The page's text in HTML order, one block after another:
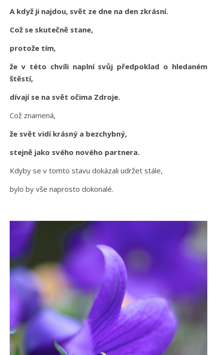
A když ji najdou, svět ze dne na den zkrásní.
Což se skutečně stane,
protože tím,
že v této chvíli naplní svůj předpoklad o hledaném
štěstí,
dívají se na svět očima Zdroje.
Což znamená,
že svět vidí krásný a bezchybný,
stejně jako svého nového partnera.
Kdyby se v tomto stavu dokázali udržet stále,
bylo by vše naprosto dokonalé.